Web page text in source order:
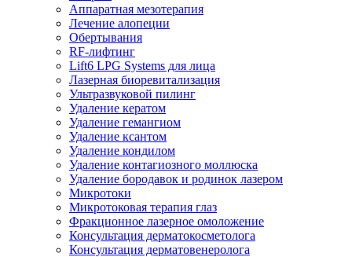
Аппаратная мезотерапия
Лечение алопеции
Обертывания
RF-лифтинг
Lift6 LPG Systems для лица
Лазерная биоревитализация
Ультразвуковой пилинг
Удаление кератом
Удаление гемангиом
Удаление ксантом
Удаление кондилом
Удаление контагиозного моллюска
Удаление бородавок и родинок лазером
Микротоки
Микротоковая терапия глаз
Фракционное лазерное омоложение
Консультация дерматокосметолога
Консультация дерматовенеролога